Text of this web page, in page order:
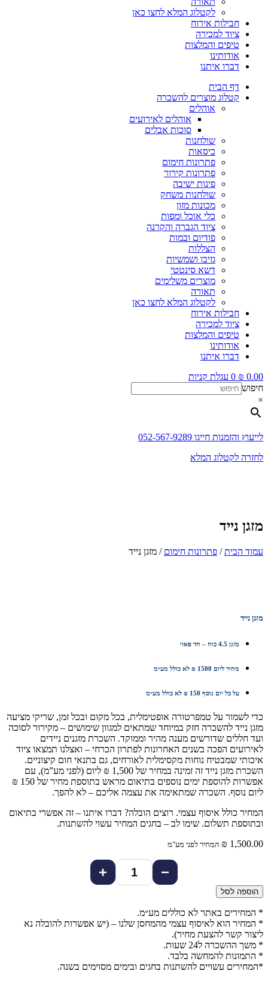
לקטלוג המלא לחצו כאן
חבילות אירוח
ציוד למכירה
טיפים והמלצות
אודותינו
דברו איתנו
דף הבית
קטלוג מוצרים להשכרה
אוהלים
אוהלים לאירועים
סוכות אבלים
שולחנות
כיסאות
פתרונות חימום
פתרונות קירור
פינות ישיבה
שולחנות משחק
מכונות מזון
כלי אוכל ומפות
ציוד הגברה והקרנה
פודיום ובמות
הצללות
גזיבו ושמשיות
דשא סינטטי
מוצרים משלימים
תאורה
לקטלוג המלא לחצו כאן
חבילות אירוח
ציוד למכירה
טיפים והמלצות
אודותינו
דברו איתנו
₪ 0.00
0 עגלת קניות
חיפוש
×
לייעוץ והזמנות חייגו 052-567-9289
לחזרה לקטלוג המלא
מזגן נייד
עמוד הבית/ פתרונות חימום / מזגן נייד
מזגן נייד
מזגן 4.5 כוח – חד פאזי
מחיר ליום 1500 ₪ לא כולל מע״מ
על כל יום נוסף 150 ₪ לא כולל מע״מ
כדי לשמור על טמפרטורה אופטימלית, בכל מקום ובכל זמן, שריקי מציעה
מזגן נייד להשכרה חזק במיוחד שמתאים למגוון שימושים – מקירור לסוכה
ועד חללים שדורשים מענה מהיר וממוקד. השכרת מזגנים ניידים
לאירועים הפכה בשנים האחרונות לפתרון הכרחי – ואצלנו תמצאו ציוד
איכותי שמבטיח נוחות מקסימלית לאורחים, גם בתנאי חום קיצוניים.
השכרת מזגן נייד זה זמינה במחיר של 1,500 ₪ ליום (לפני מע”מ), עם
אפשרות להוספת ימים נוספים בתיאום מראש בתוספת מחיר של 150 ₪
ליום נוסף. השכרה שמתאימה את עצמה אליכם – לא להפך.
המחיר כולל איסוף עצמי. רוצים הובלה? דברו איתנו – זה אפשרי בתיאום
ובתוספת תשלום. שימו לב – בחגים המחיר עשוי להשתנות.
₪ 1,500.00 המחיר לפני מע"מ
−
+
הוספה לסל
* המחירים באתר לא כוללים מע״מ.
* המחיר הוא לאיסוף עצמי מהמחסן שלנו – (יש אפשרות להובלה נא
ליצור קשר להצעת מחיר).
* משך ההשכרה ל24 שעות.
* התמונות להמחשה בלבד.
*המחירים עשויים להשתנות בחגים ובימים מסוימים בשנה.